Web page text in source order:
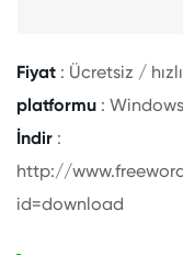
Fiyat : Ücretsiz /
platformu :
İndir :
http://
id=download